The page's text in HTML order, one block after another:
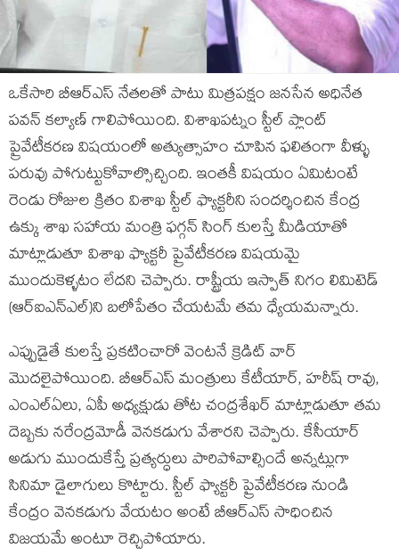
ఒకేసారి బీఆర్ఎస్ నేతలతో పాటు మిత్రపక్షం జనసేన అధినేత
పవన్ కల్యాణ్ గాలిపోయింది. విశాఖపట్నం స్టీల్ ప్లాంట్
ప్రైవేటీకరణ విషయంలో అత్యుత్సాహం చూపిన ఫలితంగా వీళ్ళు
పరువు పోగుట్టుకోవాల్సొచ్చింది. ఇంతకీ విషయం ఏమిటంటే
రెండు రోజుల క్రితం విశాఖ స్టీల్ ఫ్యాక్టరీని సందర్శించిన కేంద్ర
ఉక్కు శాఖ సహాయ మంత్రి ఫగ్గన్ సింగ్ కులస్తే మీడియాతో
మాట్లాడుతూ విశాఖ ఫ్యాక్టరీ ప్రైవేటీకరణ విషయమై
ముందుకెళ్ళటం లేదని చెప్పారు. రాష్ట్రీయ ఇస్పాత్ నిగం లిమిటెడ్
(ఆర్ఐఎన్ఎల్)ని బలోపేతం చేయటమే తమ ధ్యేయమన్నారు.
ఎప్పుడైతే కులస్తే ప్రకటించారో వెంటనే క్రెడిట్ వార్
మొదలైపోయింది. బీఆర్ఎస్ మంత్రులు కేటీయార్, హరీష్ రావు,
ఎంఎల్ఏలు, ఏపీ అధ్యక్షుడు తోట చంద్రశేఖర్ మాట్లాడుతూ తమ
దెబ్బకు నరేంద్రమోడీ వెనకడుగు వేశారని చెప్పారు. కేసీయార్
అడుగు ముందుకేస్తే ప్రత్యర్ధులు పారిపోవాల్సిందే అన్నట్లుగా
సినిమా డైలాగులు కొట్టారు. స్టీల్ ఫ్యాక్టరీ ప్రైవేటీకరణ నుండి
కేంద్రం వెనకడుగు వేయటం అంటే బీఆర్ఎస్ సాధించిన
విజయమే అంటూ రెచ్చిపోయారు.